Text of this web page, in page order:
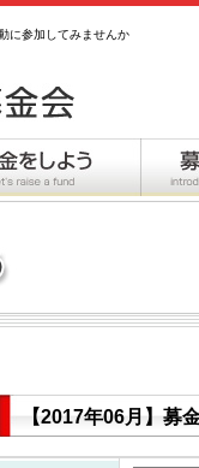
に参加してみませんか
【2017年06月】募